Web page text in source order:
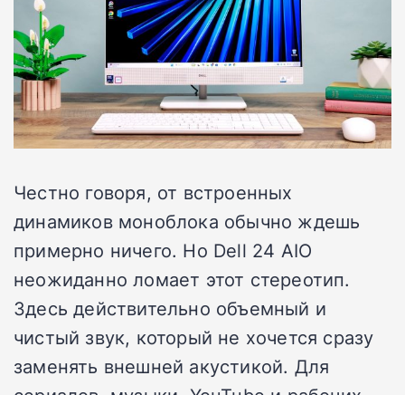
Честно говоря, от встроенных
динамиков моноблока обычно ждешь
примерно ничего. Но Dell 24 AIO
неожиданно ломает этот стереотип.
Здесь действительно объемный и
чистый звук, который не хочется сразу
заменять внешней акустикой. Для